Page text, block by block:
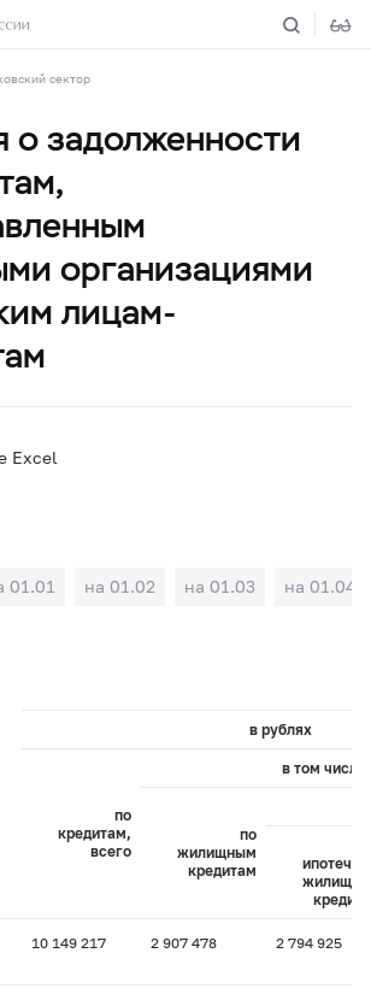
сектор
о задолженности
организациями
лицам-
Excel
01.01 на 01.02 на 01.03 на 01.04
в рублях
по
кредитам,
всего
в том числе:
по
жилищным
кредитам
10 149 217 2 907 478 2 794 925